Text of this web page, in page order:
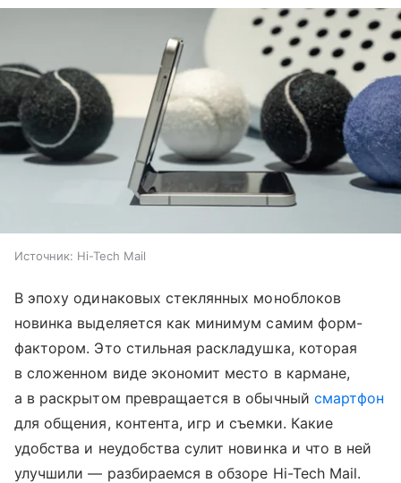
Источник: Hi-Tech Mail
В эпоху одинаковых стеклянных моноблоков
новинка выделяется как минимум самим форм-
фактором. Это стильная раскладушка, которая
в сложенном виде экономит место в кармане,
а в раскрытом превращается в обычный смартфон
для общения, контента, игр и съемки. Какие
удобства и неудобства сулит новинка и что в ней
улучшили — разбираемся в обзоре Hi-Tech Mail.